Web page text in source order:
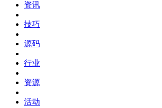
资讯
技巧
源码
行业
资源
活动